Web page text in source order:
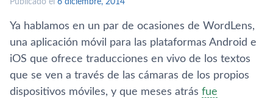
Publicado el 6 diciembre, 2014
Ya hablamos en un par de ocasiones de WordLens,
una aplicación móvil para las plataformas Android e
iOS que ofrece traducciones en vivo de los textos
que se ven a través de las cámaras de los propios
dispositivos móviles, y que meses atrás fue